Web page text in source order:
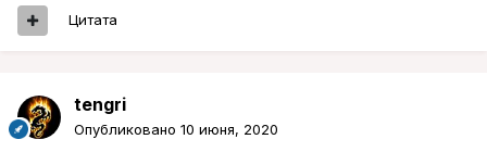
Цитата
tengri
Опубликовано 10 июня, 2020